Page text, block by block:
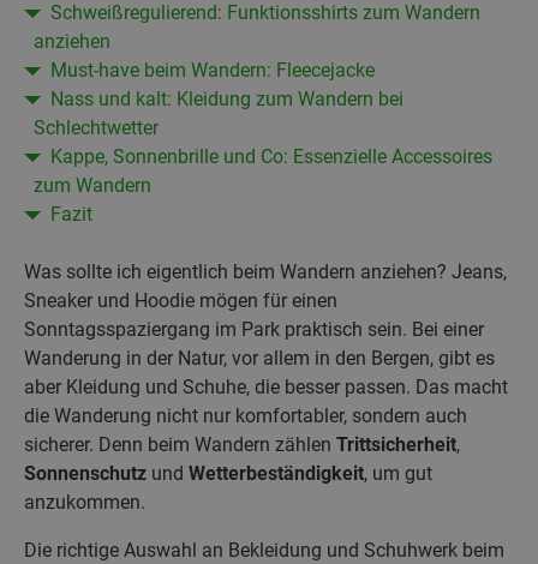
Schweißregulierend: Funktionsshirts zum Wandern
anziehen
Must-have beim Wandern: Fleecejacke
Nass und kalt: Kleidung zum Wandern bei
Schlechtwetter
Kappe, Sonnenbrille und Co: Essenzielle Accessoires
zum Wandern
Fazit
Was sollte ich eigentlich beim Wandern anziehen? Jeans,
Sneaker und Hoodie mögen für einen
Sonntagsspaziergang im Park praktisch sein. Bei einer
Wanderung in der Natur, vor allem in den Bergen, gibt es
aber Kleidung und Schuhe, die besser passen. Das macht
die Wanderung nicht nur komfortabler, sondern auch
sicherer. Denn beim Wandern zählen Trittsicherheit,
Sonnenschutz und Wetterbeständigkeit, um gut
anzukommen.
Die richtige Auswahl an Bekleidung und Schuhwerk beim